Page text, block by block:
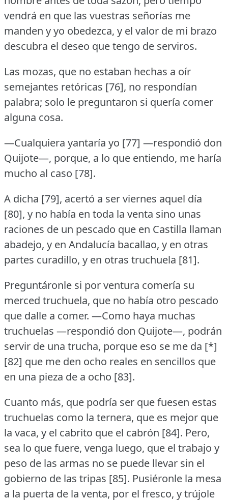
vendrá en que las vuestras señorías me
manden y yo obedezca, y el valor de mi brazo
descubra el deseo que tengo de serviros.
Las mozas, que no estaban hechas a oír
semejantes retóricas [76], no respondían
palabra; solo le preguntaron si quería comer
alguna cosa.
—Cualquiera yantaría yo [77] —respondió don
Quijote—, porque, a lo que entiendo, me haría
mucho al caso [78].
A dicha [79], acertó a ser viernes aquel día
[80], y no había en toda la venta sino unas
raciones de un pescado que en Castilla llaman
abadejo, y en Andalucía bacallao, y en otras
partes curadillo, y en otras truchuela [81].
Preguntáronle si por ventura comería su
merced truchuela, que no había otro pescado
que dalle a comer. —Como haya muchas
truchuelas —respondió don Quijote—, podrán
servir de una trucha, porque eso se me da [*]
[82] que me den ocho reales en sencillos que
en una pieza de a ocho [83].
Cuanto más, que podría ser que fuesen estas
truchuelas como la ternera, que es mejor que
la vaca, y el cabrito que el cabrón [84]. Pero,
sea lo que fuere, venga luego, que el trabajo y
peso de las armas no se puede llevar sin el
gobierno de las tripas [85]. Pusiéronle la mesa
a la puerta de la venta, por el fresco, y trújole